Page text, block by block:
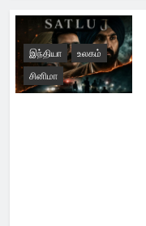
இந்தியா
உலகம்
சினிமா